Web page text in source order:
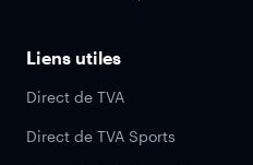
Liens utiles
Direct de TVA
Direct de TVA Sports